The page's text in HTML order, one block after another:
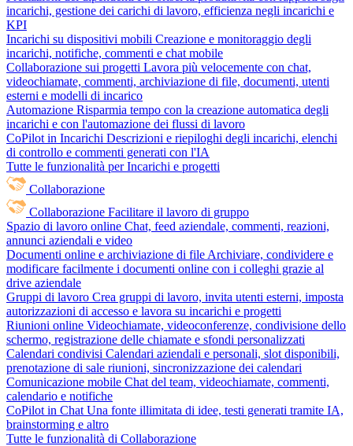
incarichi, gestione dei carichi di lavoro, efficienza negli incarichi e
KPI
Incarichi su dispositivi mobili Creazione e monitoraggio degli
incarichi, notifiche, commenti e chat mobile
Collaborazione sui progetti Lavora più velocemente con chat,
videochiamate, commenti, archiviazione di file, documenti, utenti
esterni e modelli di incarico
Automazione Risparmia tempo con la creazione automatica degli
incarichi e con l'automazione dei flussi di lavoro
CoPilot in Incarichi Descrizioni e riepiloghi degli incarichi, elenchi
di controllo e commenti generati con l'IA
Tutte le funzionalità per Incarichi e progetti
Collaborazione
Collaborazione Facilitare il lavoro di gruppo
Spazio di lavoro online Chat, feed aziendale, commenti, reazioni,
annunci aziendali e video
Documenti online e archiviazione di file Archiviare, condividere e
modificare facilmente i documenti online con i colleghi grazie al
drive aziendale
Gruppi di lavoro Crea gruppi di lavoro, invita utenti esterni, imposta
autorizzazioni di accesso e lavora su incarichi e progetti
Riunioni online Videochiamate, videoconferenze, condivisione dello
schermo, registrazione delle chiamate e sfondi personalizzati
Calendari condivisi Calendari aziendali e personali, slot disponibili,
prenotazione di sale riunioni, sincronizzazione dei calendari
Comunicazione mobile Chat del team, videochiamate, commenti,
calendario e notifiche
CoPilot in Chat Una fonte illimitata di idee, testi generati tramite IA,
brainstorming e altro
Tutte le funzionalità di Collaborazione